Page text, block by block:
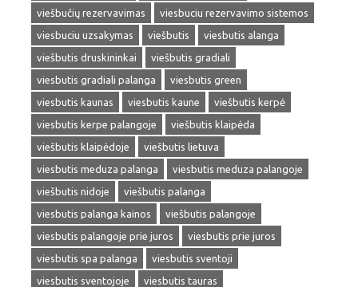
viešbučių rezervavimas
viesbuciu rezervavimo sistemos
viesbuciu uzsakymas
viešbutis
viesbutis alanga
viešbutis druskininkai
viešbutis gradiali
viesbutis gradiali palanga
viesbutis green
viesbutis kaunas
viesbutis kaune
viešbutis kerpė
viesbutis kerpe palangoje
viešbutis klaipėda
viešbutis klaipėdoje
viešbutis lietuva
viesbutis meduza palanga
viesbutis meduza palangoje
viešbutis nidoje
viešbutis palanga
viesbutis palanga kainos
viešbutis palangoje
viesbutis palangoje prie juros
viesbutis prie juros
viesbutis spa palanga
viesbutis sventoji
viesbutis sventojoje
viesbutis tauras